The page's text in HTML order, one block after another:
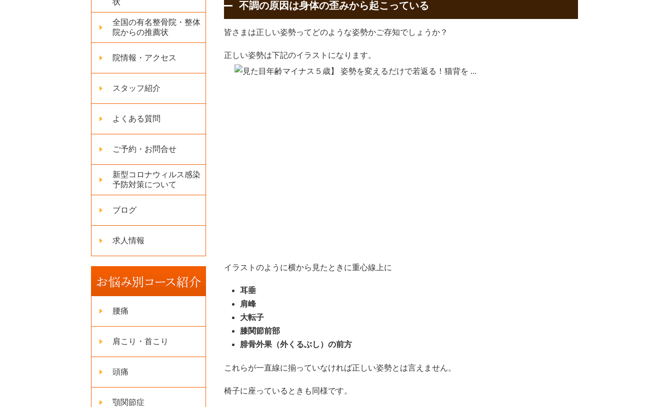
状
全国の有名整骨院・整体
院からの推薦状
院情報・アクセス
スタッフ紹介
よくある質問
ご予約・お問合せ
新型コロナウィルス感染
予防対策について
ブログ
求人情報
腰痛
肩こり・首こり
頭痛
顎関節症
不調の原因は身体の歪みから起こっている
皆さまは正しい姿勢ってどのような姿勢かご存知でしょうか？
正しい姿勢は下記のイラストになります。
イラストのように横から見たときに重心線上に
耳垂
肩峰
大転子
膝関節前部
腓骨外果（外くるぶし）の前方
これらが一直線に揃っていなければ正しい姿勢とは言えません。
椅子に座っているときも同様です。